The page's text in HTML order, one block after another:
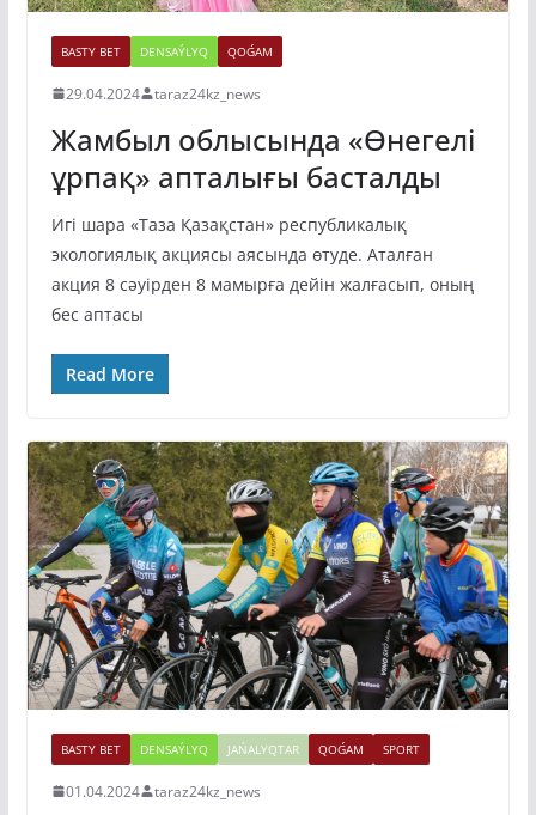
BASTY BET DENSAÝLYQ QOǴAM
29.04.2024 taraz24kz_news
Жамбыл облысында «Өнегелі
ұрпақ» апталығы басталды
Игі шара «Таза Қазақстан» республикалық
экологиялық акциясы аясында өтуде. Аталған
акция 8 сәуірден 8 мамырға дейін жалғасып, оның
бес аптасы
Read More
BASTY BET DENSAÝLYQ JAŃALYQTAR QOǴAM SPORT
01.04.2024 taraz24kz_news